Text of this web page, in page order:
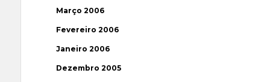
Março 2006
Fevereiro 2006
Janeiro 2006
Dezembro 2005